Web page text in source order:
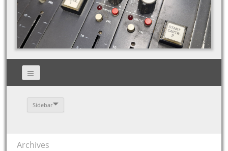
Sidebar
Archives